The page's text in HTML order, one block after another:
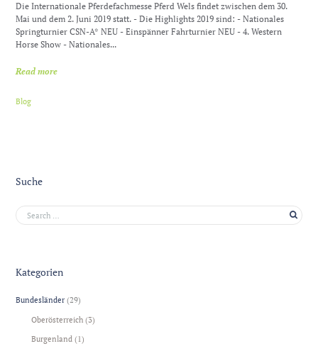
Die Internationale Pferdefachmesse Pferd Wels findet zwischen dem 30.
Mai und dem 2. Juni 2019 statt. - Die Highlights 2019 sind: - Nationales
Springturnier CSN-A* NEU - Einspänner Fahrturnier NEU - 4. Western
Horse Show - Nationales...
Read more
Blog
Suche
Kategorien
Bundesländer (29)
Oberösterreich (3)
Burgenland (1)